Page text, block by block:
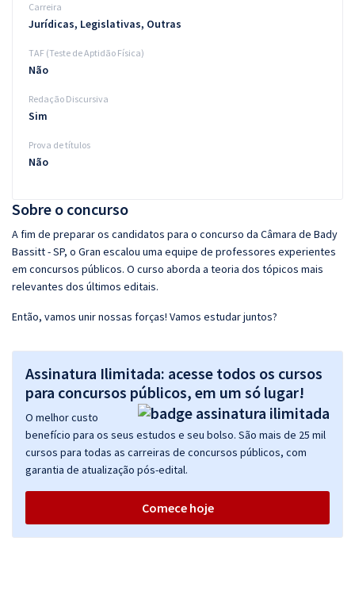
Sobre o concurso
A fim de preparar os candidatos para o concurso da Câmara de Bady
Bassitt - SP, o Gran escalou uma equipe de professores experientes
em concursos públicos. O curso aborda a teoria dos tópicos mais
relevantes dos últimos editais.
Então, vamos unir nossas forças! Vamos estudar juntos?
Assinatura Ilimitada: acesse todos os cursos
para concursos públicos, em um só lugar!
O melhor custo
benefício para os seus estudos e seu bolso. São mais de 25 mil
cursos para todas as carreiras de concursos públicos, com
garantia de atualização pós-edital.
Comece hoje
Carreira
Jurídicas, Legislativas, Outras
TAF (Teste de Aptidão Física)
Não
Redação Discursiva
Sim
Prova de títulos
Não